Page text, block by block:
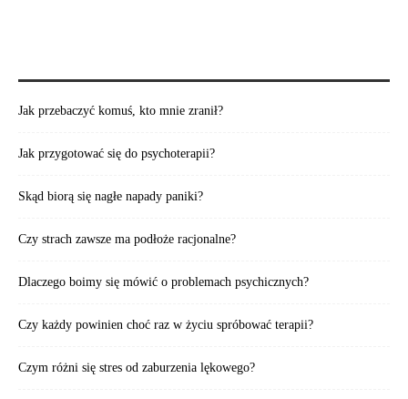
Jak przebaczyć komuś, kto mnie zranił?
Jak przygotować się do psychoterapii?
Skąd biorą się nagłe napady paniki?
Czy strach zawsze ma podłoże racjonalne?
Dlaczego boimy się mówić o problemach psychicznych?
Czy każdy powinien choć raz w życiu spróbować terapii?
Czym różni się stres od zaburzenia lękowego?